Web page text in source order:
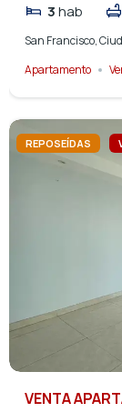
3hab
San Francisco,
Apartamento
REPOSEÍDAS
VENTA